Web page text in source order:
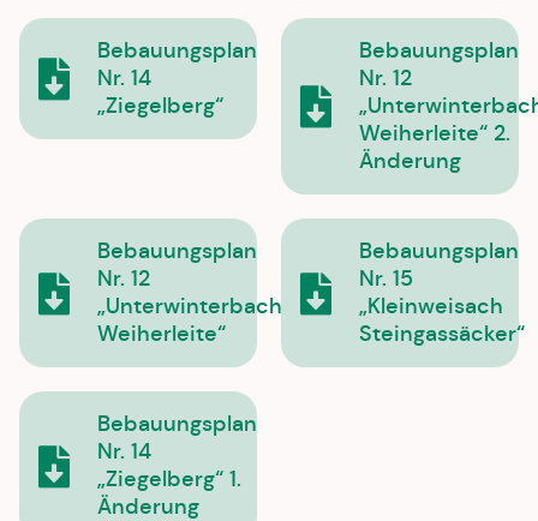
Bebauungsplan
Nr. 14
„Ziegelberg“
Bebauungsplan
Nr. 12
Weiherleite“ 2.
Änderung
Bebauungsplan
Nr. 12
„Unterwinterbach
Weiherleite“
Bebauungsplan
Nr. 15
„Kleinweisach
Steingassäcker“
Bebauungsplan
Nr. 14
„Ziegelberg“ 1.
Änderung